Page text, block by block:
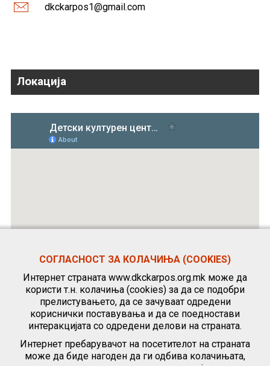
dkckarpos1@gmail.com
Локација
СОГЛАСНОСТ ЗА КОЛАЧИЊА (COOKIES)
Интернет страната www.dkckarpos.org.mk може да
користи т.н. колачиња (cookies) за да се подобри
прелистувањето, да се зачуваат одредени
кориснички поставувања и да се поедностави
интеракцијата со одредени делови на страната.
Интернет пребарувачот на посетителот на страната
може да биде нагоден да ги одбива колачињата,